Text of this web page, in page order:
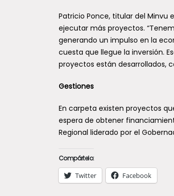
Patricio Ponce, titular del
ejecutar más proyectos.
generando un impulso en la
cuesta que llegue la inversión.
proyectos están desarrollados,
Gestiones
En carpeta existen proyectos
espera de obtener
Regional liderado por el
Compártelo:
Twitter Facebook